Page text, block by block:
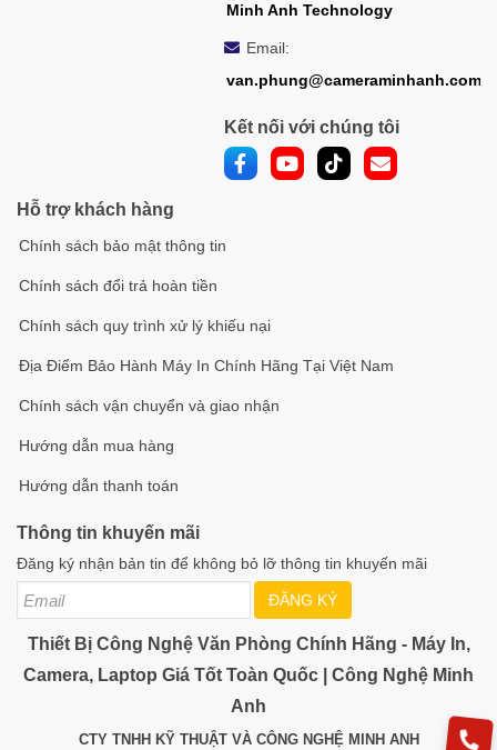
Minh Anh Technology
Email:
van.phung@cameraminhanh.com
Kết nối với chúng tôi
Hỗ trợ khách hàng
Chính sách bảo mật thông tin
Chính sách đổi trả hoàn tiền
Chính sách quy trình xử lý khiếu nại
Địa Điểm Bảo Hành Máy In Chính Hãng Tại Việt Nam
Chính sách vận chuyển và giao nhận
Hướng dẫn mua hàng
Hướng dẫn thanh toán
Thông tin khuyến mãi
Đăng ký nhận bản tin để không bỏ lỡ thông tin khuyến mãi
ĐĂNG KÝ
Thiết Bị Công Nghệ Văn Phòng Chính Hãng - Máy In,
Camera, Laptop Giá Tốt Toàn Quốc | Công Nghệ Minh
Anh
CTY TNHH KỸ THUẬT VÀ CÔNG NGHỆ MINH ANH